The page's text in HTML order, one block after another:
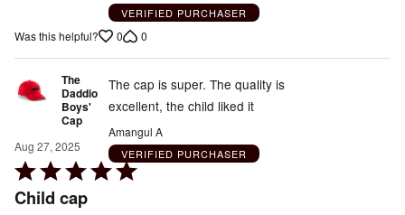
5
VERIFIED PURCHASER
Was this helpful? 0 0
The
Daddio
Boys'
Cap
Aug 27, 2025
Rated
5
Child cap
The cap is super. The quality is
excellent, the child liked it
Amangul A
VERIFIED PURCHASER